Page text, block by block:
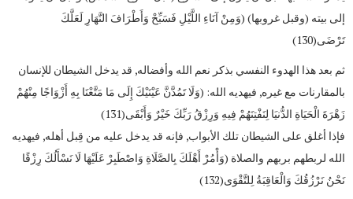
إلى بيته (وقبل غروبها) (وَمِنْ آنَاءِ اللَّيْلِ فَسَبِّحْ وَأَطْرَافَ النَّهَارِ لَعَلَّكَ
تَرْضَى(130)
ثم بعد هذا الهدوء النفسي بذكر نعم الله وأفضاله, قد يدخل الشيطان للإنسان
بالمقارنات مع غيره, فيهديه الله: (وَلَا تَمُدَّنَّ عَيْنَيْكَ إِلَى مَا مَتَّعْنَا بِهِ أَزْوَاجًا مِنْهُمْ
زَهْرَةَ الْحَيَاةِ الدُّنيَا لِنَفْتِنَهُمْ فِيهِ وَرِزْقُ رَبِّكَ خَيْرٌ وَأَبْقَى(131)
فإذا أغلق على الشيطان تلك الأبواب, فإنه قد يدخل عليه من قِبل أهله, فيهديه
الله لربطهم بربهم والصلاة (وَأْمُرْ أَهْلَكَ بِالصَّلَاةِ وَاصْطَبِرْ عَلَيْهَا لَا نَسْأَلُكَ رِزْقًا
نَحْنُ نَرْزُقُكَ وَالْعَاقِبَةُ لِلتَّقْوَى(132)